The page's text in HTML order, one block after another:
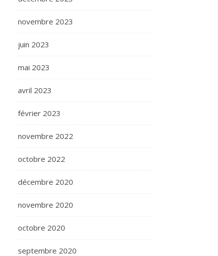
novembre 2023
juin 2023
mai 2023
avril 2023
février 2023
novembre 2022
octobre 2022
décembre 2020
novembre 2020
octobre 2020
septembre 2020